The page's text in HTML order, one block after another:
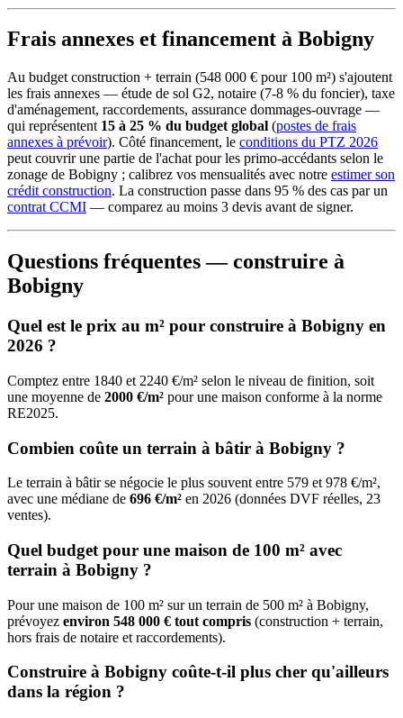
Frais annexes et financement à Bobigny
Au budget construction + terrain (548 000 € pour 100 m²) s'ajoutent
les frais annexes — étude de sol G2, notaire (7-8 % du foncier), taxe
d'aménagement, raccordements, assurance dommages-ouvrage —
qui représentent 15 à 25 % du budget global (postes de frais
annexes à prévoir). Côté financement, le conditions du PTZ 2026
peut couvrir une partie de l'achat pour les primo-accédants selon le
zonage de Bobigny ; calibrez vos mensualités avec notre estimer son
crédit construction. La construction passe dans 95 % des cas par un
contrat CCMI — comparez au moins 3 devis avant de signer.
Questions fréquentes — construire à
Bobigny
Quel est le prix au m² pour construire à Bobigny en
2026 ?
Comptez entre 1840 et 2240 €/m² selon le niveau de finition, soit
une moyenne de 2000 €/m² pour une maison conforme à la norme
RE2025.
Combien coûte un terrain à bâtir à Bobigny ?
Le terrain à bâtir se négocie le plus souvent entre 579 et 978 €/m²,
avec une médiane de 696 €/m² en 2026 (données DVF réelles, 23
ventes).
Quel budget pour une maison de 100 m² avec
terrain à Bobigny ?
Pour une maison de 100 m² sur un terrain de 500 m² à Bobigny,
prévoyez environ 548 000 € tout compris (construction + terrain,
hors frais de notaire et raccordements).
Construire à Bobigny coûte-t-il plus cher qu'ailleurs
dans la région ?